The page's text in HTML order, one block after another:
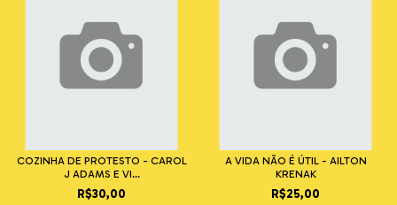
COZINHA DE PROTESTO - CAROL
J ADAMS E VI...
R$30,00
A VIDA NÃO É ÚTIL - AILTON
KRENAK
R$25,00